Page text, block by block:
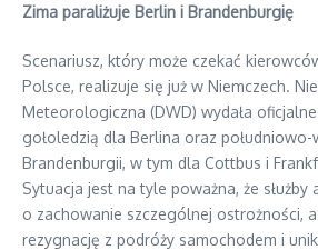
Zima paraliżuje Berlin i Brandenburgię
Scenariusz, który może czekać
Polsce, realizuje się już w Niemczech.
Meteorologiczna (DWD) wydała
gołoledzią dla Berlina oraz południowo-
Brandenburgii, w tym dla Cottbus i
Sytuacja jest na tyle poważna, że
o zachowanie szczególnej ostrożności,
rezygnację z podróży samochodem i